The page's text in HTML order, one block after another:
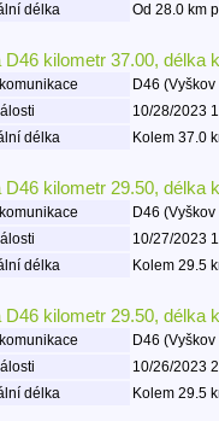
délka
Od 28.0 km
D46 kilometr 37.00, délka
D46
10/28/2023
délka
Kolem 37.0
D46 kilometr 29.50, délka
D46
10/27/2023
délka
Kolem 29.5
D46 kilometr 29.50, délka
D46
10/26/2023
délka
Kolem 29.5